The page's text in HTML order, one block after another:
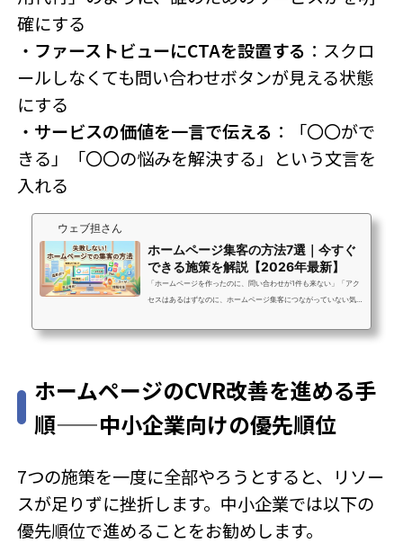
確にする
・ ファーストビューにCTAを設置する ：スクロ
ールしなくても問い合わせボタンが見える状態
にする
・ サービスの価値を一言で伝える ：「〇〇がで
きる」「〇〇の悩みを解決する」という文言を
入れる
ウェブ担さん
ホームページ集客の方法7選｜今すぐ
できる施策を解説【2026年最新】
「ホームページを作ったのに、問い合わせが1件も来ない」「アク
セスはあるはずなのに、ホームページ集客につながっていない気
た声をよく聞きます。しかし、ホームページ集客がうまくいかな
なく、継続的な運用と改善が欠かせません。この記事では、ホー
ムページ集客を改善するために今日から実践できる方法を、優先
度順に7つ解説します。また、成果を...
ホームページのCVR改善を進める手
順——中小企業向けの優先順位
7つの施策を一度に全部やろうとすると、リソー
スが足りずに挫折します。中小企業では以下の
優先順位で進めることをお勧めします。